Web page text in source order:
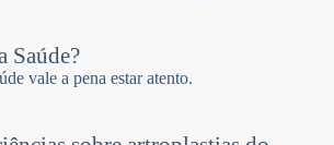
Saúde?
vale a pena estar atento.